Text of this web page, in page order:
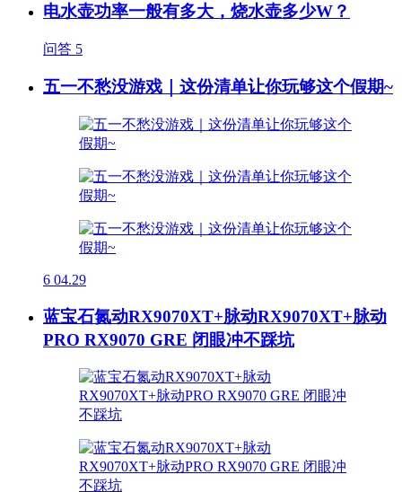
电水壶功率一般有多大，烧水壶多少W？
问答 5
五一不愁没游戏｜这份清单让你玩够这个假期~
6 04.29
蓝宝石氮动RX9070XT+脉动RX9070XT+脉动
PRO RX9070 GRE 闭眼冲不踩坑